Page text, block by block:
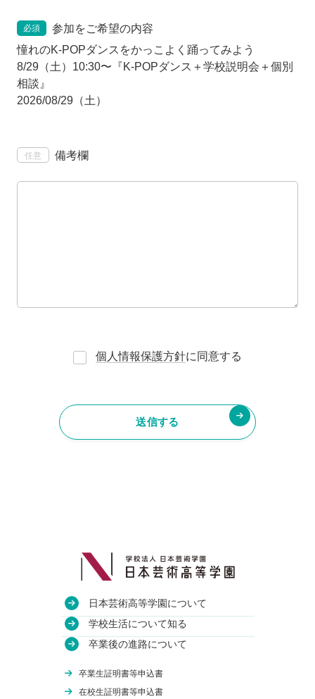
必須
参加をご希望の内容
憧れのK-POPダンスをかっこよく踊ってみよう
8/29（土）10:30〜『K-POPダンス＋学校説明会＋個別
相談』
2026/08/29（土）
任意 備考欄
個人情報保護方針に同意する
日本芸術高等学園について
教育方針
沿革
関連校
学校生活について知る
授業・校舎について
年間行事について
卒業後の進路について
卒業生証明書等申込書
在校生証明書等申込書